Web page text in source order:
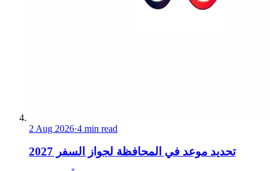
2 Aug 2026·4 min read
تحديد موعد في المحافظة لجواز السفر 2027